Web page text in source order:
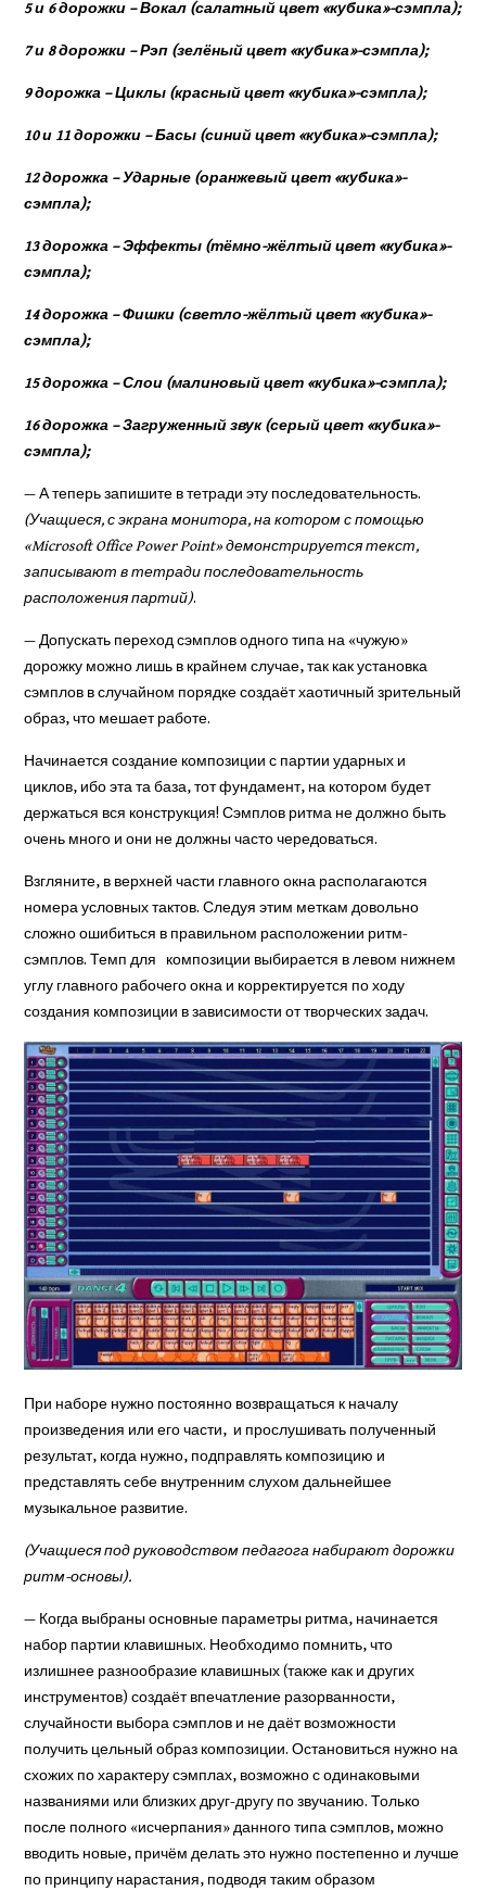
5 и 6 дорожки – Вокал (салатный цвет «кубика»-сэмпла);
7 и 8 дорожки – Рэп (зелёный цвет «кубика»-сэмпла);
9 дорожка – Циклы (красный цвет «кубика»-сэмпла);
10 и 11 дорожки – Басы (синий цвет «кубика»-сэмпла);
12 дорожка – Ударные (оранжевый цвет «кубика»-
сэмпла);
13 дорожка – Эффекты (тёмно-жёлтый цвет «кубика»-
сэмпла);
14 дорожка – Фишки (светло-жёлтый цвет «кубика»-
сэмпла);
15 дорожка – Слои (малиновый цвет «кубика»-сэмпла);
16 дорожка – Загруженный звук (серый цвет «кубика»-
сэмпла);
— А теперь запишите в тетради эту последовательность.
(Учащиеся, с экрана монитора, на котором с помощью
«Microsoft Office Power Point» демонстрируется текст,
записывают в тетради последовательность
расположения партий).
— Допускать переход сэмплов одного типа на «чужую»
дорожку можно лишь в крайнем случае, так как установка
сэмплов в случайном порядке создаёт хаотичный зрительный
образ, что мешает работе.
Начинается создание композиции с партии ударных и
циклов, ибо эта та база, тот фундамент, на котором будет
держаться вся конструкция! Сэмплов ритма не должно быть
очень много и они не должны часто чередоваться.
Взгляните, в верхней части главного окна располагаются
номера условных тактов. Следуя этим меткам довольно
сложно ошибиться в правильном расположении ритм-
сэмплов. Темп для композиции выбирается в левом нижнем
углу главного рабочего окна и корректируется по ходу
создания композиции в зависимости от творческих задач.
При наборе нужно постоянно возвращаться к началу
произведения или его части, и прослушивать полученный
результат, когда нужно, подправлять композицию и
представлять себе внутренним слухом дальнейшее
музыкальное развитие.
(Учащиеся под руководством педагога набирают дорожки
ритм-основы).
— Когда выбраны основные параметры ритма, начинается
набор партии клавишных. Необходимо помнить, что
излишнее разнообразие клавишных (также как и других
инструментов) создаёт впечатление разорванности,
случайности выбора сэмплов и не даёт возможности
получить цельный образ композиции. Остановиться нужно на
схожих по характеру сэмплах, возможно с одинаковыми
названиями или близких друг-другу по звучанию. Только
после полного «исчерпания» данного типа сэмплов, можно
вводить новые, причём делать это нужно постепенно и лучше
по принципу нарастания, подводя таким образом